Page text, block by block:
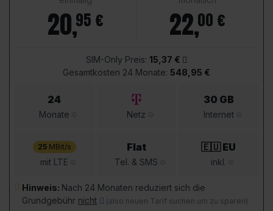
20,95 € 22,00 €
SIM-Only Preis: 15,37 €
Gesamtkosten 24 Monate: 548,95 €
24
Monate Netz
30 GB
Internet
25MBit/s
mit LTE
Flat
Tel. & SMS
🇪🇺 EU
inkl.
Hinweis: Nach 24 Monaten reduziert sich die
Grundgebühr nicht (also neuen Tarif suchen um zu sparen)